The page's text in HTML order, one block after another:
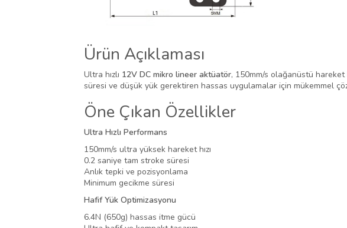
Ürün Açıklaması
Ultra hızlı 12V DC mikro lineer aktüatör, 150mm/s olağanüstü hareket
süresi ve düşük yük gerektiren hassas uygulamalar için mükemmel
Öne Çıkan Özellikler
Ultra Hızlı Performans
150mm/s ultra yüksek hareket hızı
0.2 saniye tam stroke süresi
Anlık tepki ve pozisyonlama
Minimum gecikme süresi
Hafif Yük Optimizasyonu
6.4N (650g) hassas itme gücü